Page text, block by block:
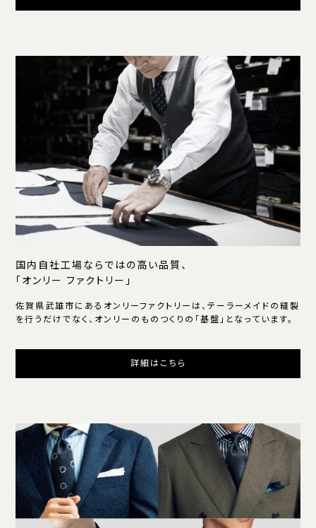
国内自社工場ならではの高い品質、
「オンリー ファクトリー」
佐賀県武雄市にあるオンリーファクトリーは、テーラーメイドの縫製
を行うだけでなく、オンリーのものつくりの「基盤」となっています。
詳細はこちら